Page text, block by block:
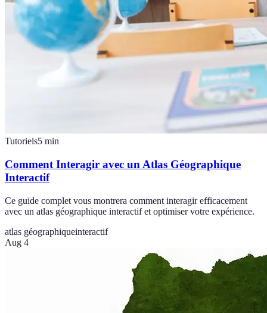
Tutoriels5 min
Comment Interagir avec un Atlas Géographique
Interactif
Ce guide complet vous montrera comment interagir efficacement
avec un atlas géographique interactif et optimiser votre expérience.
atlas géographiqueinteractif
Aug 4